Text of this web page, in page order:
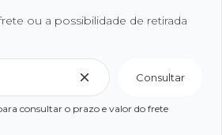
ou a possibilidade de retirada
Consultar
consultar o prazo e valor do frete